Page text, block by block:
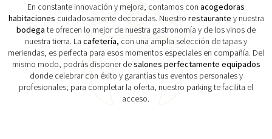
En constante innovación y mejora, contamos con acogedoras
habitaciones cuidadosamente decoradas. Nuestro restaurante y nuestra
bodega te ofrecen lo mejor de nuestra gastronomía y de los vinos de
nuestra tierra. La cafetería, con una amplia selección de tapas y
meriendas, es perfecta para esos momentos especiales en compañía. Del
mismo modo, podrás disponer desalones perfectamente equipados
donde celebrar con éxito y garantías tus eventos personales y
profesionales; para completar la oferta, nuestro parking te facilita el
acceso.